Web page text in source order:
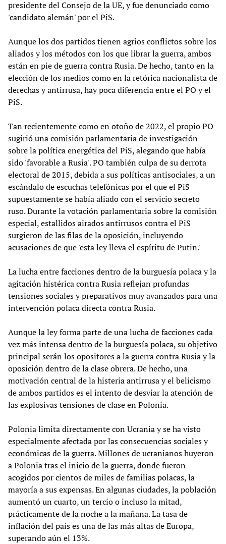
presidente del Consejo de la UE, y fue denunciado como
'candidato alemán' por el PiS.
Aunque los dos partidos tienen agrios conflictos sobre los
aliados y los métodos con los que librar la guerra, ambos
están en pie de guerra contra Rusia. De hecho, tanto en la
elección de los medios como en la retórica nacionalista de
derechas y antirrusa, hay poca diferencia entre el PO y el
PiS.
Tan recientemente como en otoño de 2022, el propio PO
sugirió una comisión parlamentaria de investigación
sobre la política energética del PiS, alegando que había
sido 'favorable a Rusia'. PO también culpa de su derrota
electoral de 2015, debida a sus políticas antisociales, a un
escándalo de escuchas telefónicas por el que el PiS
supuestamente se había aliado con el servicio secreto
ruso. Durante la votación parlamentaria sobre la comisión
especial, estallidos airados antirrusos contra el PiS
surgieron de las filas de la oposición, incluyendo
acusaciones de que 'esta ley lleva el espíritu de Putin.'
La lucha entre facciones dentro de la burguesía polaca y la
agitación histérica contra Rusia reflejan profundas
tensiones sociales y preparativos muy avanzados para una
intervención polaca directa contra Rusia.
Aunque la ley forma parte de una lucha de facciones cada
vez más intensa dentro de la burguesía polaca, su objetivo
principal serán los opositores a la guerra contra Rusia y la
oposición dentro de la clase obrera. De hecho, una
motivación central de la histeria antirrusa y el belicismo
de ambos partidos es el intento de desviar la atención de
las explosivas tensiones de clase en Polonia.
Polonia limita directamente con Ucrania y se ha visto
especialmente afectada por las consecuencias sociales y
económicas de la guerra. Millones de ucranianos huyeron
a Polonia tras el inicio de la guerra, donde fueron
acogidos por cientos de miles de familias polacas, la
mayoría a sus expensas. En algunas ciudades, la población
aumentó un cuarto, un tercio o incluso la mitad,
prácticamente de la noche a la mañana. La tasa de
inflación del país es una de las más altas de Europa,
superando aún el 13%.